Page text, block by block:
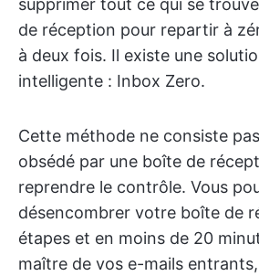
supprimer tout ce qui se
de réception pour repartir à
à deux fois. Il existe une
intelligente : Inbox Zero.
Cette méthode ne consiste
obsédé par une boîte de
reprendre le contrôle. Vous
désencombrer votre boîte de
étapes et en moins de 20
maître de vos e-mails